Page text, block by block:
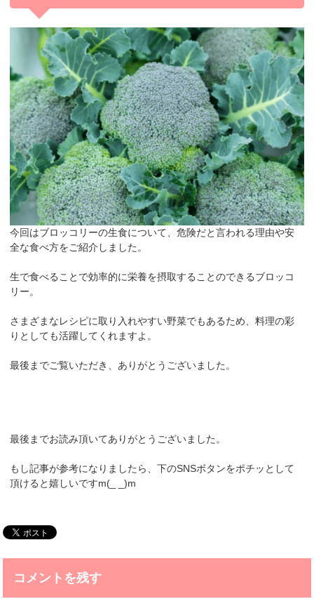
今回はブロッコリーの生食について、危険だと言われる理由や安
全な食べ方をご紹介しました。
生で食べることで効率的に栄養を摂取することのできるブロッコ
リー。
さまざまなレシピに取り入れやすい野菜でもあるため、料理の彩
りとしても活躍してくれますよ。
最後までご覧いただき、ありがとうございました。
最後までお読み頂いてありがとうございました。
もし記事が参考になりましたら、下のSNSボタンをポチッとして
頂けると嬉しいですm(_ _)m
コメントを残す